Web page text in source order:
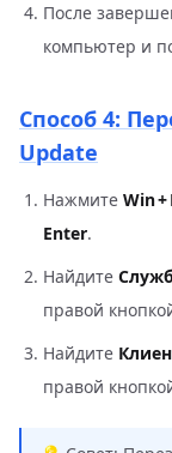
После
компьютер и
Способ 4:
Update
Нажмите Win +
Enter.
Найдите
правой
Найдите
правой